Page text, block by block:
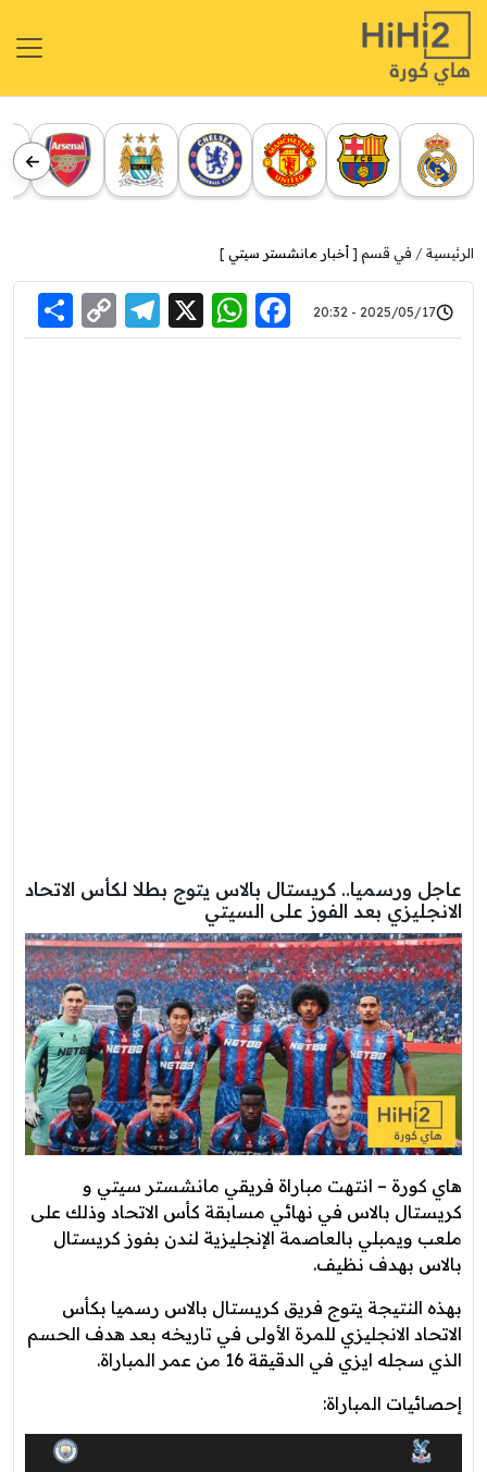
الرئيسية في قسم [ أخبار مانشستر سيتي ]
2025/05/17 - 20:32
Facebook
WhatsApp
X
Link
عاجل ورسميا.. كريستال بالاس يتوج بطلا لكأس الاتحاد
الانجليزي بعد الفوز على السيتي
هاي كورة – انتهت مباراة فريقي مانشستر سيتي و
كريستال بالاس في نهائي مسابقة كأس الاتحاد وذلك على
ملعب ويمبلي بالعاصمة الإنجليزية لندن بفوز كريستال
بالاس بهدف نظيف.
بهذه النتيجة يتوج فريق كريستال بالاس رسميا بكأس
الاتحاد الانجليزي للمرة الأولى في تاريخه بعد هدف الحسم
الذي سجله ايزي في الدقيقة 16 من عمر المباراة.
إحصائيات المباراة: